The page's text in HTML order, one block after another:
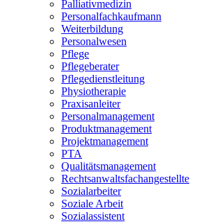
Palliativmedizin
Personalfachkaufmann
Weiterbildung
Personalwesen
Pflege
Pflegeberater
Pflegedienstleitung
Physiotherapie
Praxisanleiter
Personalmanagement
Produktmanagement
Projektmanagement
PTA
Qualitätsmanagement
Rechtsanwaltsfachangestellte
Sozialarbeiter
Soziale Arbeit
Sozialassistent